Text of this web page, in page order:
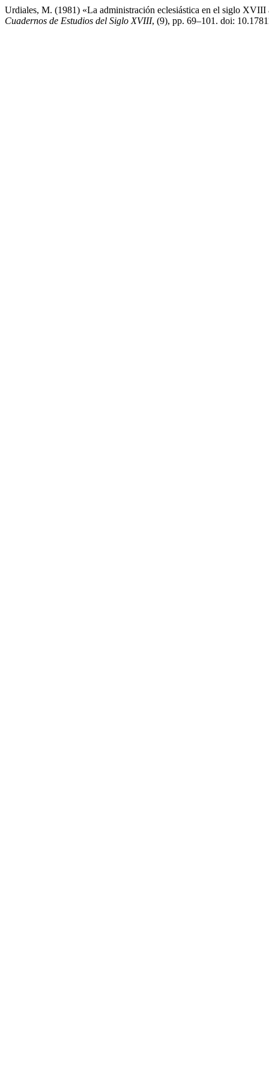
Urdiales, M. (1981) «La administración eclesiástica en el siglo XVIII
Cuadernos de Estudios del Siglo XVIII, (9), pp. 69–101. doi: